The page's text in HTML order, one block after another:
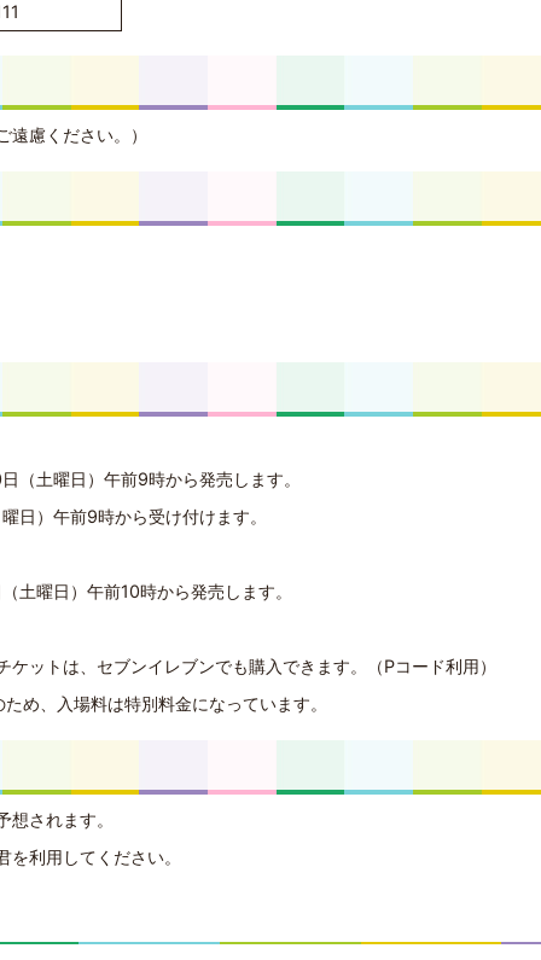
慮ください。）
（土曜日）午前9時から発売します。
日）午前9時から受け付けます。
土曜日）午前10時から発売します。
ケットは、セブンイレブンでも購入できます。（Pコード利用）
め、入場料は特別料金になっています。
想されます。
利用してください。